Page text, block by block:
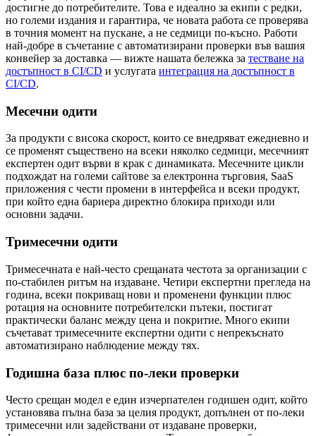
достигне до потребителите. Това е идеално за екипи с редки,
но големи издания и гарантира, че новата работа се проверява
в точния момент на пускане, а не седмици по-късно. Работи
най-добре в съчетание с автоматизирани проверки във вашия
конвейер за доставка — вижте нашата бележка за тестване на
достъпност в CI/CD и услугата интеграция на достъпност в
CI/CD.
Месечни одити
За продукти с висока скорост, които се внедряват ежедневно и
се променят съществено на всеки няколко седмици, месечният
експертен одит върви в крак с динамиката. Месечните цикли
подхождат на големи сайтове за електронна търговия, SaaS
приложения с чести промени в интерфейса и всеки продукт,
при който една бариера директно блокира приходи или
основни задачи.
Тримесечни одити
Тримесечната е най-често срещаната честота за организации с
по-стабилен ритъм на издаване. Четири експертни прегледа на
година, всеки покриващ нови и променени функции плюс
ротация на основните потребителски пътеки, постигат
практически баланс между цена и покритие. Много екипи
съчетават тримесечните експертни одити с непрекъснато
автоматизирано наблюдение между тях.
Годишна база плюс по-леки проверки
Често срещан модел е един изчерпателен годишен одит, който
установява пълна база за целия продукт, допълнен от по-леки
тримесечни или задействани от издаване проверки,